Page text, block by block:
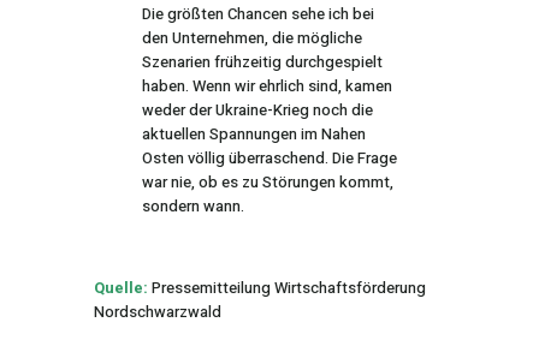
Die größten Chancen sehe ich bei
den Unternehmen, die mögliche
Szenarien frühzeitig durchgespielt
haben. Wenn wir ehrlich sind, kamen
weder der Ukraine-Krieg noch die
aktuellen Spannungen im Nahen
Osten völlig überraschend. Die Frage
war nie, ob es zu Störungen kommt,
sondern wann.
Quelle: Pressemitteilung Wirtschaftsförderung
Nordschwarzwald